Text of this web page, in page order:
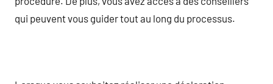
qui peuvent vous guider tout au long du processus.